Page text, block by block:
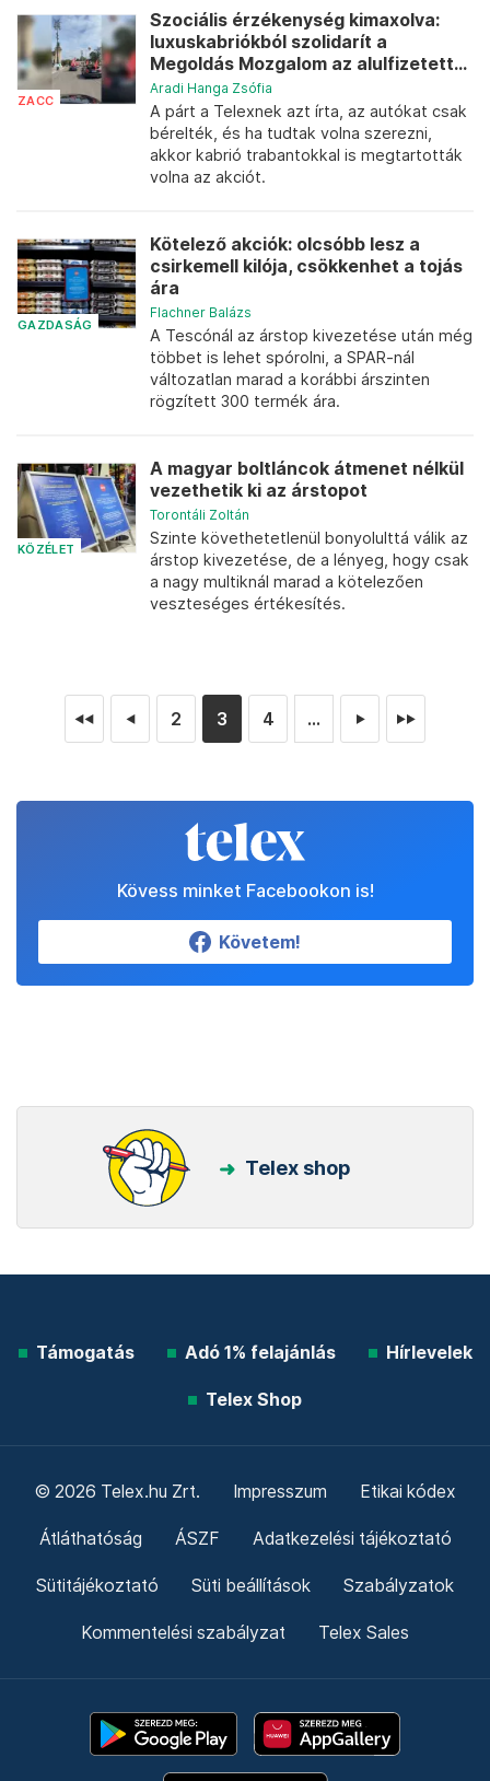
ZACC
Szociális érzékenység kimaxolva:
luxuskabriókból szolidarít a
Megoldás Mozgalom az alulfizetett...
Aradi Hanga Zsófia
A párt a Telexnek azt írta, az autókat csak
bérelték, és ha tudtak volna szerezni,
akkor kabrió trabantokkal is megtartották
volna az akciót.
GAZDASÁG
Kötelező akciók: olcsóbb lesz a
csirkemell kilója, csökkenhet a tojás
ára
Flachner Balázs
A Tescónál az árstop kivezetése után még
többet is lehet spórolni, a SPAR-nál
változatlan marad a korábbi árszinten
rögzített 300 termék ára.
KÖZÉLET
A magyar boltláncok átmenet nélkül
vezethetik ki az árstopot
Torontáli Zoltán
Szinte követhetetlenül bonyolulttá válik az
árstop kivezetése, de a lényeg, hogy csak
a nagy multiknál marad a kötelezően
veszteséges értékesítés.
◄◄ ◄ 2 3 4 ... ► ►►
Kövess minket Facebookon is!
Követem!
Telex shop
Támogatás Adó 1% felajánlás Hírlevelek
Telex Shop
© 2026 Telex.hu Zrt. Impresszum Etikai kódex
Átláthatóság ÁSZF Adatkezelési tájékoztató
Sütitájékoztató Süti beállítások Szabályzatok
Kommentelési szabályzat Telex Sales